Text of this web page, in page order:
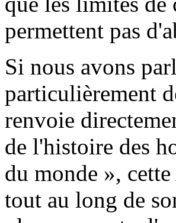
permettent pas
Si nous avons
particulièrement
renvoie
de l'histoire des
du monde »,
tout au long de